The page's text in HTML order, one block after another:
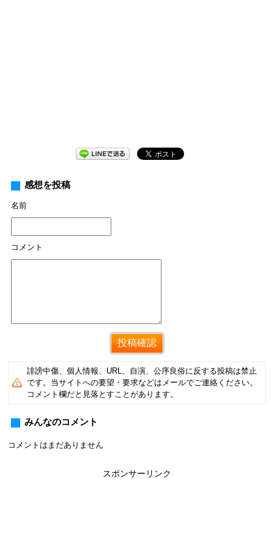
感想を投稿
名前
コメント
誹謗中傷、個人情報、URL、自演、公序良俗に反する投稿は禁止
です。当サイトへの要望・要求などはメールでご連絡ください。
コメント欄だと見落とすことがあります。
みんなのコメント
コメントはまだありません
スポンサーリンク